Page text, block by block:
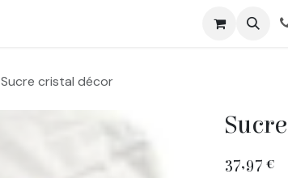
Sucre cristal décor
37,97 €